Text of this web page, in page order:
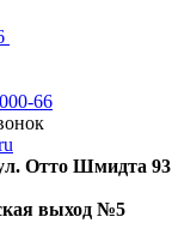
66
Отто Шмидта 93
выход №5